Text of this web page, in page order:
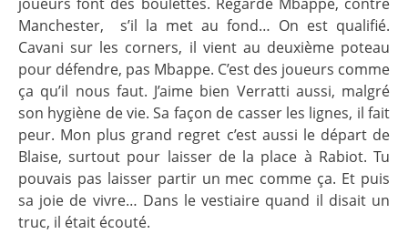
joueurs font des boulettes. Regarde Mbappe, contre
Manchester,
s’il la met au fond… On est qualifié.
Cavani sur les corners, il vient au deuxième poteau
pour défendre, pas Mbappe. C’est des joueurs comme
ça qu’il nous faut. J’aime bien Verratti aussi, malgré
son hygiène de vie. Sa façon de casser les lignes, il fait
peur. Mon plus grand regret c’est aussi le départ de
Blaise, surtout pour laisser de la place à Rabiot. Tu
pouvais pas laisser partir un mec comme ça. Et puis
sa joie de vivre… Dans le vestiaire quand il disait un
truc, il était écouté.